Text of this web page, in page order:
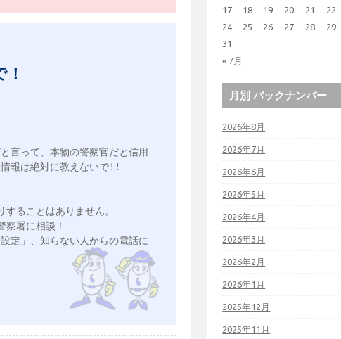
言って、本物の警察官だと信用
報は絶対に教えないで!!
ることはありません。
署に相談！
定」、知らない人からの電話に
« 7月
17
18 19 20 21 22
24
25 26 27 28 29
31
月別 バックナンバー
2026年8月
2026年7月
2026年6月
2026年5月
2026年4月
2026年3月
2026年2月
2026年1月
2025年12月
2025年11月